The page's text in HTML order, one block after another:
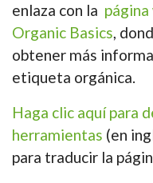
enlaza con la
Organic Basics,
obtener más
etiqueta orgánica.
Haga clic aquí para
herramientas (en
para traducir la